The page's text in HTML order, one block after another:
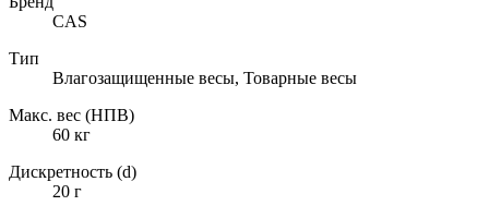
CAS
Тип
Влагозащищенные весы, Товарные весы
Макс. вес (НПВ)
60 кг
Дискретность (d)
20 г